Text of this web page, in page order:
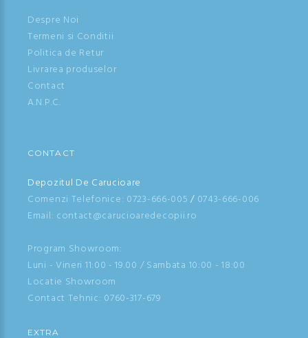
Despre Noi
Termeni si Conditii
Politica de Retur
Livrarea produselor
Contact
A.N.P.C.
CONTACT
Depozitul De Carucioare
Comenzi Telefonice: 0723-666-005 / 0743-666-006
Email: contact@carucioaredecopii.ro
Program Showroom:
Luni - Vineri 11:00 - 19.00 / Sambata 10:00 - 18:00
Locatie Showroom
Contact Tehnic: 0760-317-679
EXTRA